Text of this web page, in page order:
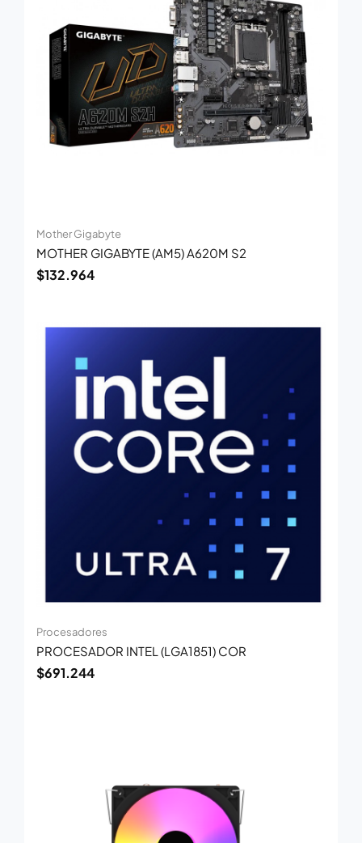
Mother Gigabyte
MOTHER GIGABYTE (AM5) A620M S2
$132.964
Procesadores
PROCESADOR INTEL (LGA1851) COR
$691.244